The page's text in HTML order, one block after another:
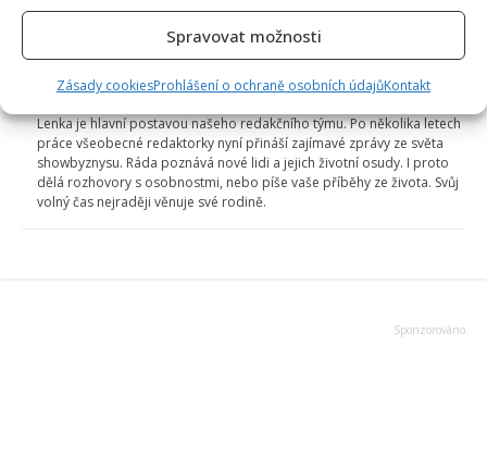
Spravovat možnosti
Zásady cookiesProhlášení o ochraně osobních údajůKontakt
Lenka je hlavní postavou našeho redakčního týmu. Po několika letech
práce všeobecné redaktorky nyní přináší zajímavé zprávy ze světa
showbyznysu. Ráda poznává nové lidi a jejich životní osudy. I proto
dělá rozhovory s osobnostmi, nebo píše vaše příběhy ze života. Svůj
volný čas nejraději věnuje své rodině.